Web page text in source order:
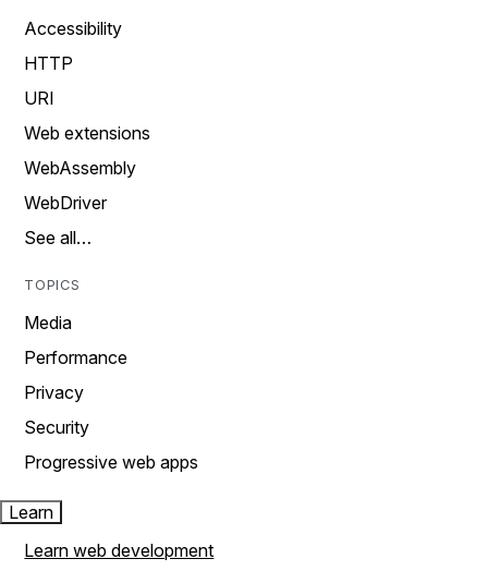
Accessibility
HTTP
URI
Web extensions
WebAssembly
WebDriver
See all…
TOPICS
Media
Performance
Privacy
Security
Progressive web apps
Learn
Learn web development